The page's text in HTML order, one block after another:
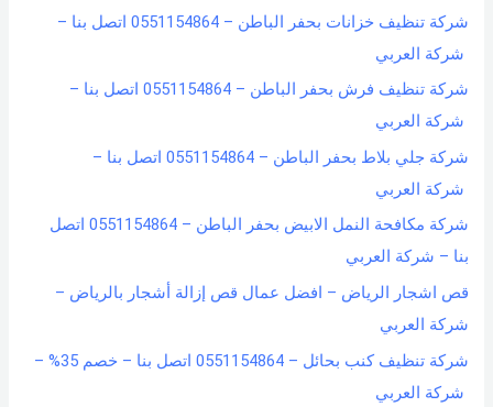
شركة تنظيف خزانات بحفر الباطن – 0551154864 اتصل بنا –
شركة العربي
شركة تنظيف فرش بحفر الباطن – 0551154864 اتصل بنا –
شركة العربي
شركة جلي بلاط بحفر الباطن – 0551154864 اتصل بنا –
شركة العربي
شركة مكافحة النمل الابيض بحفر الباطن – 0551154864 اتصل
بنا – شركة العربي
قص اشجار الرياض – افضل عمال قص إزالة أشجار بالرياض –
شركة العربي
شركة تنظيف كنب بحائل – 0551154864 اتصل بنا – خصم 35% –
شركة العربي